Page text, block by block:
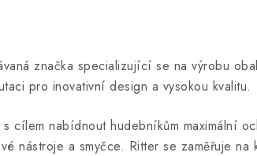
značka specializující se na výrobu
pro inovativní design a vysokou kvalitu.
cílem nabídnout hudebníkům maximální
nástroje a smyčce. Ritter se zaměřuje na